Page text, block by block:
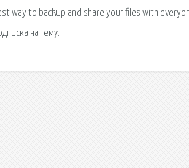
way to backup and share your files with
на тему.